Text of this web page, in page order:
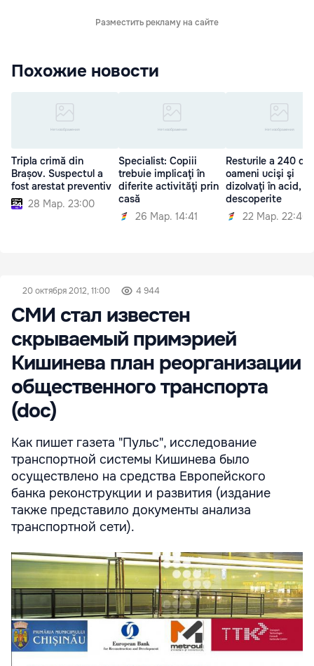
Разместить рекламу на сайте
Похожие новости
Tripla crimă din
Brașov. Suspectul a
fost arestat preventiv
28 Мар. 23:00
Specialist: Copiii
trebuie implicaţi în
diferite activităţi prin
casă
26 Мар. 14:41
Resturile a 240 de
oameni ucişi şi
dizolvaţi în acid,
descoperite
22 Мар. 22:46
20 октября 2012, 11:00 4 944
СМИ стал известен
скрываемый примэрией
Кишинева план реорганизации
общественного транспорта
(doc)
Как пишет газета "Пульс", исследование
транспортной системы Кишинева было
осуществлено на средства Европейского
банка реконструкции и развития (издание
также представило документы анализа
транспортной сети).